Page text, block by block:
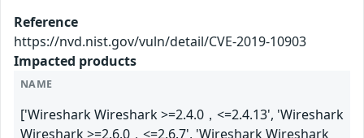
Reference
https://nvd.nist.gov/vuln/detail/CVE-2019-10903
Impacted products
NAME
['Wireshark Wireshark >=2.4.0，<=2.4.13', 'Wireshark
Wireshark >=2.6.0，<=2.6.7', 'Wireshark Wireshark